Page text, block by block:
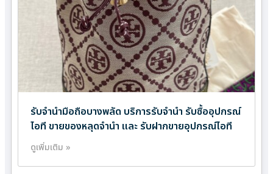
รับจำนำมือถือบางพลัด บริการรับจำนำ รับซื้ออุปกรณ์
ไอที ขายของหลุดจำนำ และ รับฝากขายอุปกรณ์ไอที
ดูเพิ่มเติม »